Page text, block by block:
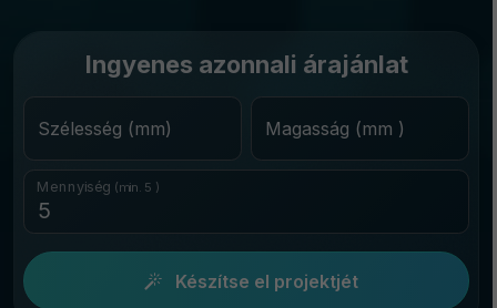
Ingyenes azonnali árajánlat
Szélesség (mm) Magasság (mm )
Mennyiség (min. 5 )
Készítse el projektjét